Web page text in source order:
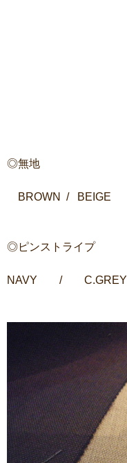
◎無地
BROWN / BEIGE
◎ピンストライプ
NAVY / C.GREY